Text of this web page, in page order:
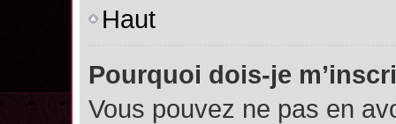
Haut
Pourquoi dois-je
Vous pouvez ne pas en